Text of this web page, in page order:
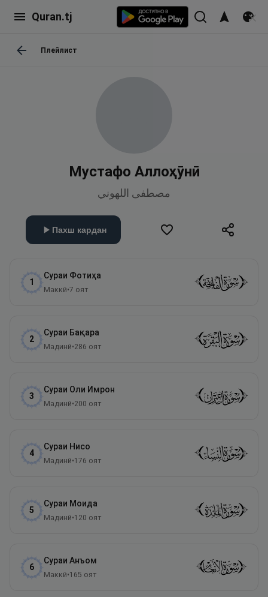
Quran.tj
Плейлист
Мустафо Аллоҳӯнӣ
مصطفى اللهوني
Пахш кардан
1
Сураи Фотиҳа
Маккӣ•7 оят
2
Сураи Бақара
Мадинӣ•286 оят
3
Сураи Оли Имрон
Мадинӣ•200 оят
4
Сураи Нисо
Мадинӣ•176 оят
5
Сураи Моида
Мадинӣ•120 оят
6
Сураи Анъом
Маккӣ•165 оят